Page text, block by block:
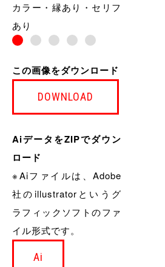
カラー・縁あり・セリフ
あり
この画像をダウンロード
DOWNLOAD
AiデータをZIPでダウン
ロード
※Aiファイルは、Adobe
社のillustratorというグ
ラフィックソフトのファ
イル形式です。
Ai